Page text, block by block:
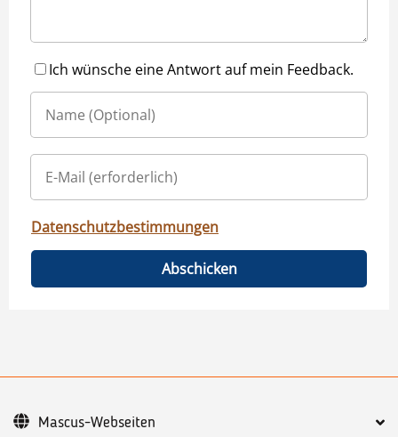
Ich wünsche eine Antwort auf mein Feedback.
Datenschutzbestimmungen
Abschicken
Mascus-Webseiten